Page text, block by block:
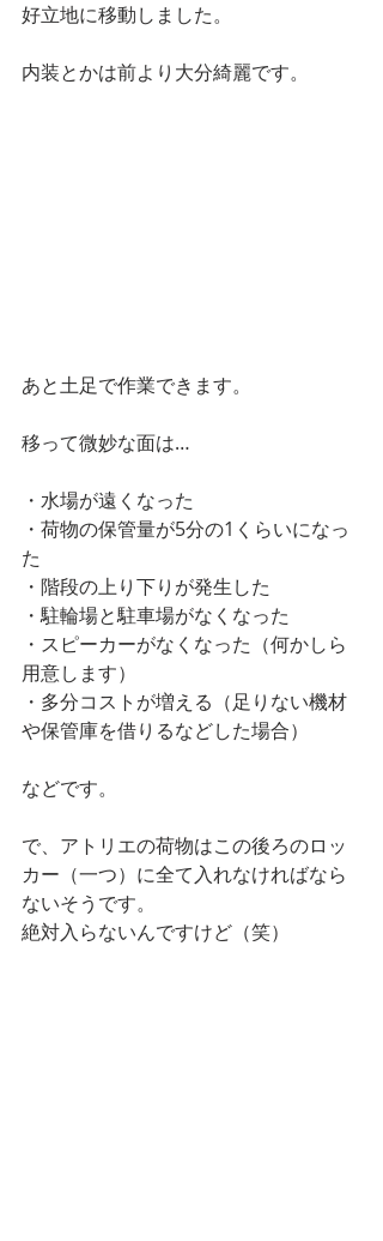
好立地に移動しました。
内装とかは前より大分綺麗です。
あと土足で作業できます。
移って微妙な面は…
・水場が遠くなった
・荷物の保管量が5分の1くらいになっ
た
・階段の上り下りが発生した
・駐輪場と駐車場がなくなった
・スピーカーがなくなった（何かしら
用意します）
・多分コストが増える（足りない機材
や保管庫を借りるなどした場合）
などです。
で、アトリエの荷物はこの後ろのロッ
カー（一つ）に全て入れなければなら
ないそうです。
絶対入らないんですけど（笑）